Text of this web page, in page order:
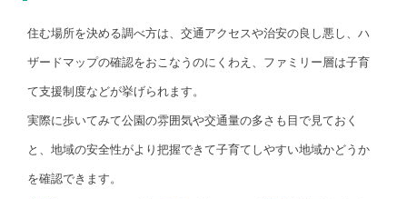
住む場所を決める調べ方は、交通アクセスや治安の良し悪し、ハ
ザードマップの確認をおこなうのにくわえ、ファミリー層は子育
て支援制度などが挙げられます。
実際に歩いてみて公園の雰囲気や交通量の多さも目で見ておく
と、地域の安全性がより把握できて子育てしやすい地域かどうか
を確認できます。